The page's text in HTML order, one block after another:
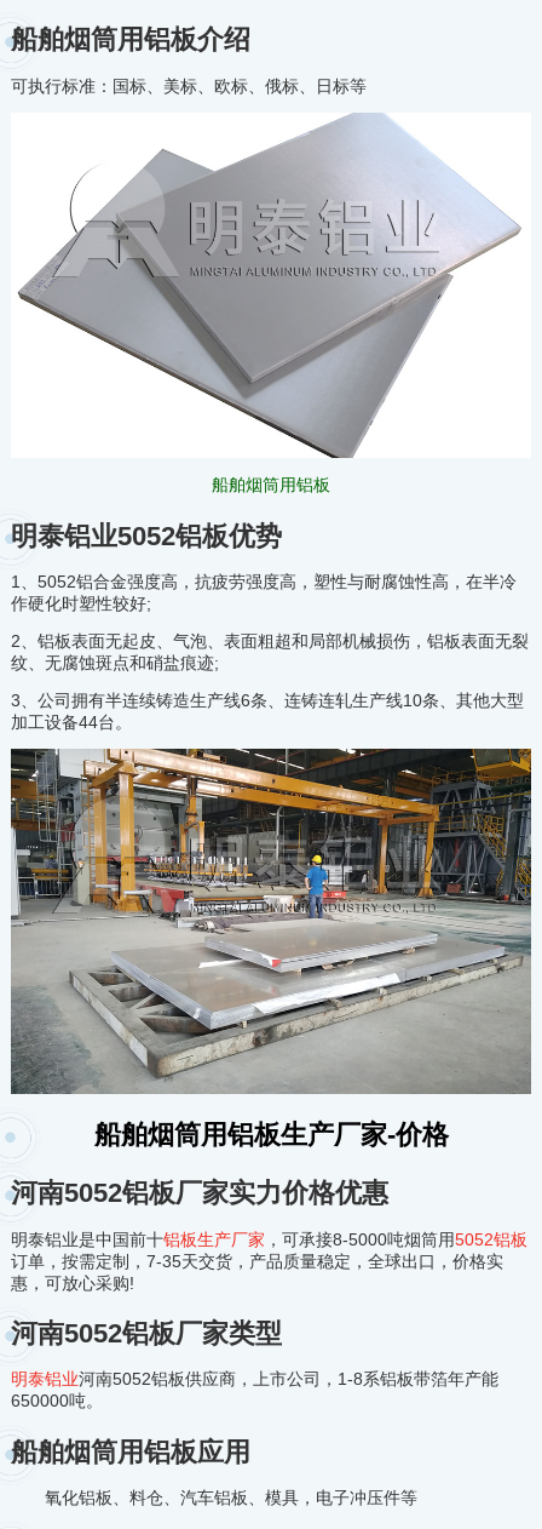
船舶烟筒用铝板介绍
可执行标准：国标、美标、欧标、俄标、日标等
船舶烟筒用铝板
明泰铝业5052铝板优势
1、5052铝合金强度高，抗疲劳强度高，塑性与耐腐蚀性高，在半冷
作硬化时塑性较好;
2、铝板表面无起皮、气泡、表面粗超和局部机械损伤，铝板表面无裂
纹、无腐蚀斑点和硝盐痕迹;
3、公司拥有半连续铸造生产线6条、连铸连轧生产线10条、其他大型
加工设备44台。
船舶烟筒用铝板生产厂家-价格
河南5052铝板厂家实力价格优惠
明泰铝业是中国前十铝板生产厂家 ，可承接8-5000吨烟筒用5052铝板
订单，按需定制，7-35天交货，产品质量稳定，全球出口，价格实
惠，可放心采购!
河南5052铝板厂家类型
明泰铝业河南5052铝板供应商，上市公司，1-8系铝板带箔年产能
650000吨。
船舶烟筒用铝板应用
氧化铝板、料仓、汽车铝板、模具，电子冲压件等